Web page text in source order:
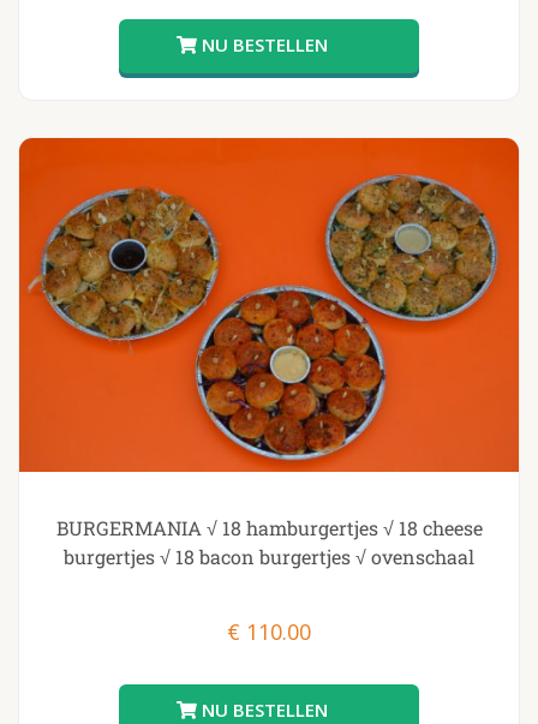
BURGERMANIA √ 18 hamburgertjes √ 18 cheese
burgertjes √ 18 bacon burgertjes √ ovenschaal
€ 110.00